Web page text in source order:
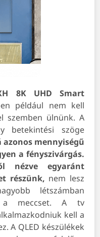
8K UHD Smart
például nem kell
szemben ülnünk. A
betekintési szöge
mennyiségű
a fényszivárgás.
nézve egyaránt
részünk, nem lesz
létszámban
a meccset. A tv
kell a
A QLED készülékek